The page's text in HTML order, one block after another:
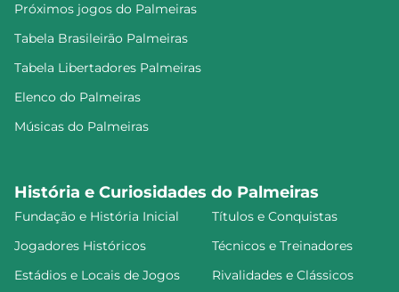
Próximos jogos do Palmeiras
Tabela Brasileirão Palmeiras
Tabela Libertadores Palmeiras
Elenco do Palmeiras
Músicas do Palmeiras
História e Curiosidades do Palmeiras
Fundação e História Inicial
Títulos e Conquistas
Jogadores Históricos
Técnicos e Treinadores
Estádios e Locais de Jogos
Rivalidades e Clássicos